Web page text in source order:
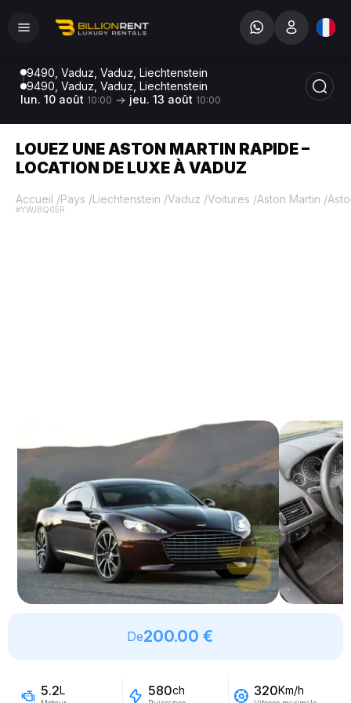
9490, Vaduz, Vaduz, Liechtenstein
9490, Vaduz, Vaduz, Liechtenstein
lun. 10 août 10:00 jeu. 13 août 10:00
LOUEZ UNE ASTON MARTIN RAPIDE –
LOCATION DE LUXE À VADUZ
Accueil /Pays /Liechtenstein /Vaduz /Voitures /Aston Martin /
#YWJBQ65R
De200.00 €
5.2L 580ch 320Km/h